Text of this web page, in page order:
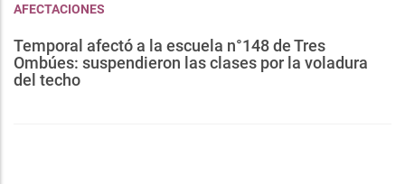
AFECTACIONES
Temporal afectó a la escuela n°148 de Tres
Ombúes: suspendieron las clases por la voladura
del techo